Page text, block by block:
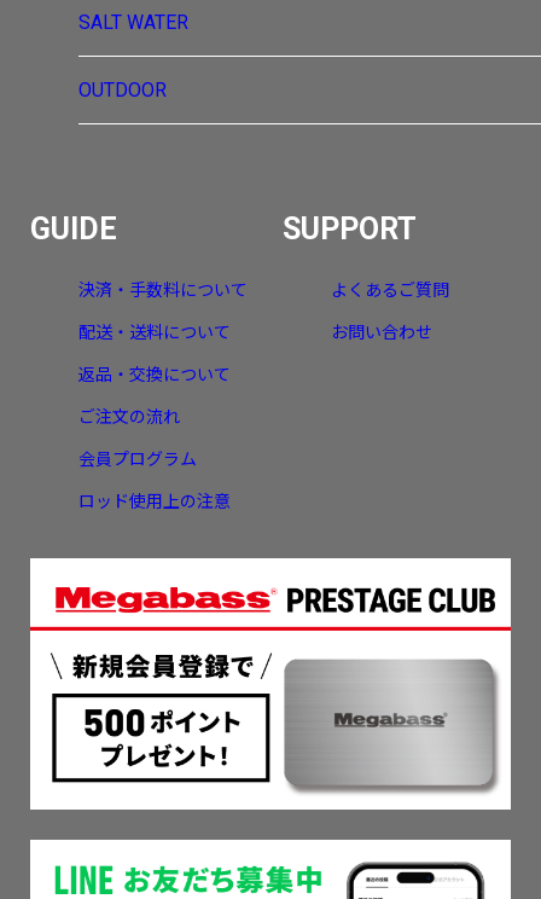
SALT WATER
OUTDOOR
GUIDE
決済・手数料について
配送・送料について
返品・交換について
ご注文の流れ
会員プログラム
ロッド使用上の注意
SUPPORT
よくあるご質問
お問い合わせ